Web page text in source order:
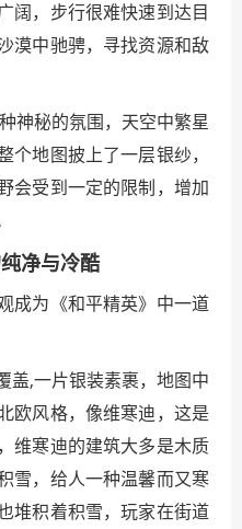
阔，步行很难快速到达目
漠中驰骋，寻找资源和敌
神秘的氛围，天空中繁星
个地图披上了一层银纱，
会受到一定的限制，增加
净与冷酷
成为《和平精英》中一道
盖,一片银装素裹，地图中
欧风格，像维寒迪，这是
维寒迪的建筑大多是木质
雪，给人一种温馨而又寒
堆积着积雪，玩家在街道